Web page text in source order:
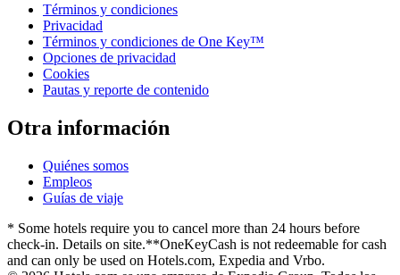
Términos y condiciones
Privacidad
Términos y condiciones de One Key™
Opciones de privacidad
Cookies
Pautas y reporte de contenido
Otra información
Quiénes somos
Empleos
Guías de viaje
* Some hotels require you to cancel more than 24 hours before
check-in. Details on site.**OneKeyCash is not redeemable for cash
and can only be used on Hotels.com, Expedia and Vrbo.